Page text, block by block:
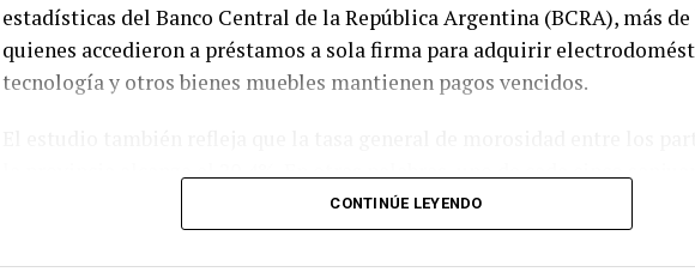
estadísticas del Banco Central de la República Argentina (BCRA), más
quienes accedieron a préstamos a sola firma para adquirir
tecnología y otros bienes muebles mantienen pagos vencidos.
la provincia alcanza el 20,4%. En otras palabras, uno de cada cinco
tomó algún tipo de crédito presenta atrasos en el cumplimiento de sus
financieras, un indicador que acompaña el deterioro del poder
CONTINÚE LEYENDO